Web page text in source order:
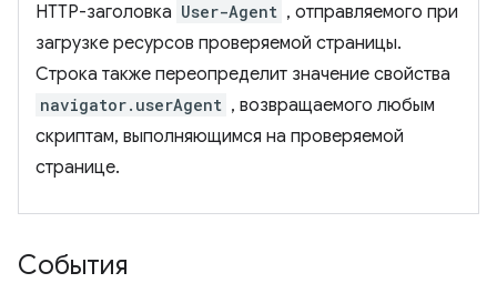
HTTP-заголовка User-Agent , отправляемого при
загрузке ресурсов проверяемой страницы.
Строка также переопределит значение свойства
navigator.userAgent , возвращаемого любым
скриптам, выполняющимся на проверяемой
странице.
События